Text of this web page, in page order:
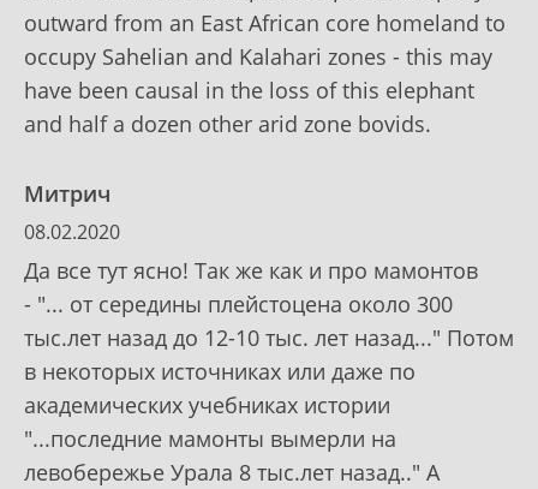
outward from an East African core homeland to
occupy Sahelian and Kalahari zones - this may
have been causal in the loss of this elephant
and half a dozen other arid zone bovids.
Митрич
08.02.2020
Да все тут ясно! Так же как и про мамонтов
- "... от середины плейстоцена около 300
тыс.лет назад до 12-10 тыс. лет назад..." Потом
в некоторых источниках или даже по
академических учебниках истории
"...последние мамонты вымерли на
левобережье Урала 8 тыс.лет назад.." А